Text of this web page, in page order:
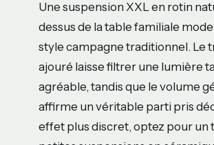
Une suspension XXL en rotin
dessus de la table familiale
style campagne traditionnel. Le
ajouré laisse filtrer une lumière
agréable, tandis que le volume
affirme un véritable parti pris
effet plus discret, optez pour un